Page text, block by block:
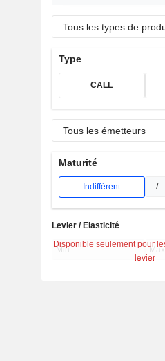
Tous les types de
Type
CALL
Tous les émetteurs
Maturité
Indifférent
Disponible seulement pour
levier
Levier / Elasticité